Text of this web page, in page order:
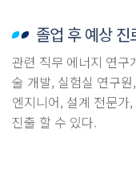
졸업 후 예상 진
관련 직무 에너지 연구
술 개발, 실험실 연구
엔지니어, 설계 전문가
진출 할 수 있다.